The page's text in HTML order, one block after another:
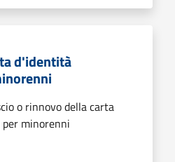
d'identità
o rinnovo della carta
minorenni